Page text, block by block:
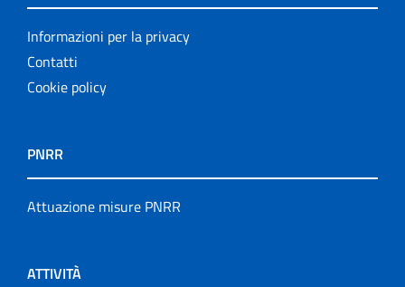
Informazioni per la privacy
Contatti
Cookie policy
PNRR
Attuazione misure PNRR
ATTIVITÀ